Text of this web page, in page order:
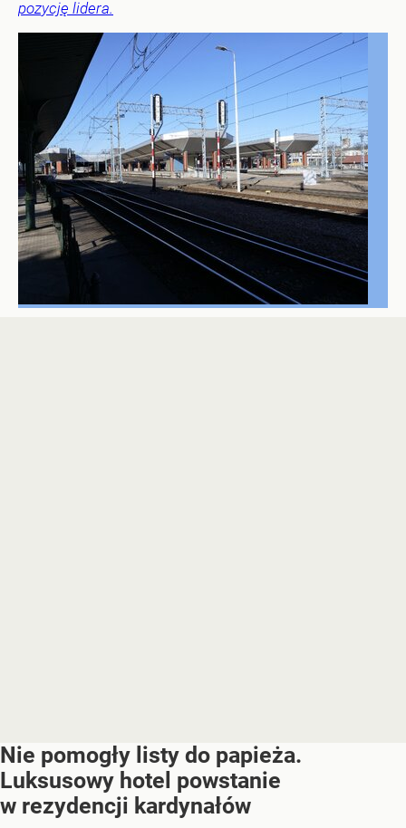
pozycję lidera.
Nie pomogły listy do papieża.
Luksusowy hotel powstanie
w rezydencji kardynałów